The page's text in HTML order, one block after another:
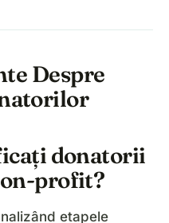
Despre
donatorii
profit?
etapele